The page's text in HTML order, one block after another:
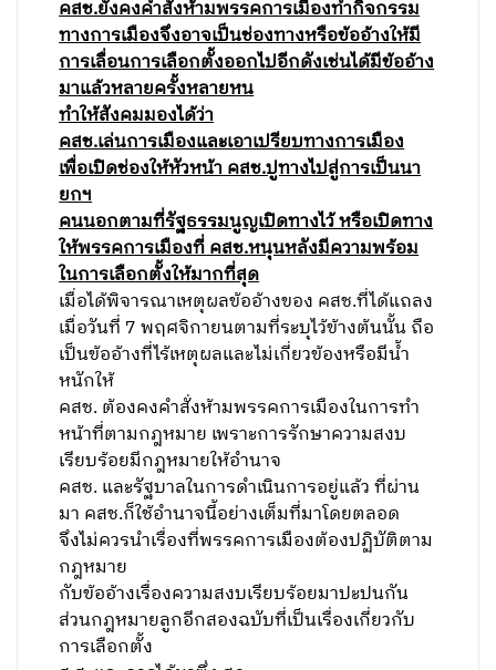
คสช.ยังคงคำสั่งห้ามพรรคการเมืองทำกิจกรรม
ทางการเมืองจึงอาจเป็นช่องทางหรือข้ออ้างให้มี
การเลื่อนการเลือกตั้งออกไปอีกดังเช่นได้มีข้ออ้าง
มาแล้วหลายครั้งหลายหน
ทำให้สังคมมองได้ว่า
คสช.เล่นการเมืองและเอาเปรียบทางการเมือง
เพื่อเปิดช่องให้หัวหน้า คสช.ปูทางไปสู่การเป็นนา
ยกฯ
คนนอกตามที่รัฐธรรมนูญเปิดทางไว้ หรือเปิดทาง
ให้พรรคการเมืองที่ คสช.หนุนหลังมีความพร้อม
ในการเลือกตั้งให้มากที่สุด
เมื่อได้พิจารณาเหตุผลข้ออ้างของ คสช.ที่ได้แถลง
เมื่อวันที่ 7 พฤศจิกายนตามที่ระบุไว้ข้างต้นนั้น ถือ
เป็นข้ออ้างที่ไร้เหตุผลและไม่เกี่ยวข้องหรือมีน้ำ
หนักให้
คสช. ต้องคงคำสั่งห้ามพรรคการเมืองในการทำ
หน้าที่ตามกฎหมาย เพราะการรักษาความสงบ
เรียบร้อยมีกฎหมายให้อำนาจ
คสช. และรัฐบาลในการดำเนินการอยู่แล้ว ที่ผ่าน
มา คสช.ก็ใช้อำนาจนี้อย่างเต็มที่มาโดยตลอด
จึงไม่ควรนำเรื่องที่พรรคการเมืองต้องปฏิบัติตาม
กฎหมาย
กับข้ออ้างเรื่องความสงบเรียบร้อยมาปะปนกัน
ส่วนกฎหมายลูกอีกสองฉบับที่เป็นเรื่องเกี่ยวกับ
การเลือกตั้ง